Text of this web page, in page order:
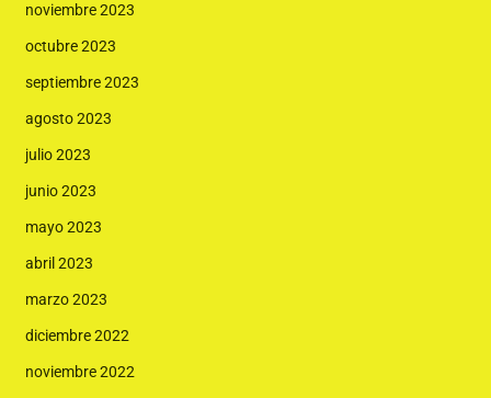
noviembre 2023
octubre 2023
septiembre 2023
agosto 2023
julio 2023
junio 2023
mayo 2023
abril 2023
marzo 2023
diciembre 2022
noviembre 2022